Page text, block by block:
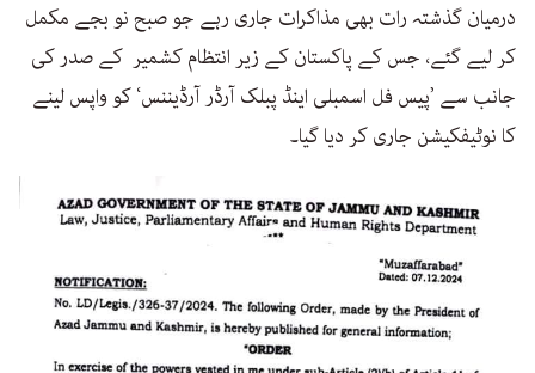
درمیان گذشتہ رات بھی مذاکرات جاری رہے جو صبح نو بجے مکمل
کر لیے گئے، جس کے پاکستان کے زیر انتظام کشمیر کے صدر کی
جانب سے ’پیس فل اسمبلی اینڈ پبلک آرڈر آرڈیننس‘ کو واپس لینے
کا نوٹیفکیشن جاری کر دیا گیا۔